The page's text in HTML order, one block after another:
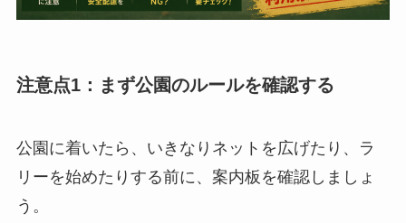
注意点1：まず公園のルールを確認する
公園に着いたら、いきなりネットを広げたり、ラ
リーを始めたりする前に、案内板を確認しましょ
う。